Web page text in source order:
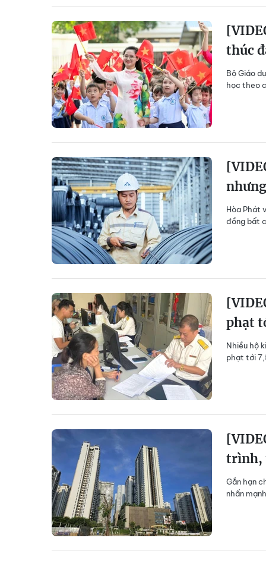
thúc
Bộ Giáo
học theo
Hòa Phát
đồng bất
phạt
Nhiều hộ
phạt tới
trình,
Gắn hạn
nhấn